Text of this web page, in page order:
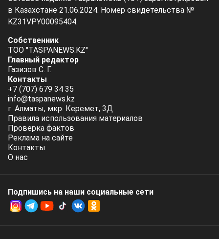
в Казахстане 21.06.2024. Номер свидетельства №
KZ31VPY00095404.
Собственник
ТОО "TASPANEWS.KZ"
Главный редактор
Газизов С. Г.
Контакты
+7 (707) 679 34 35
info@taspanews.kz
г. Алматы, мкр. Керемет, 3Д
Правила использования материалов
Проверка фактов
Реклама на сайте
Контакты
О нас
Подпишись на наши социальные cети